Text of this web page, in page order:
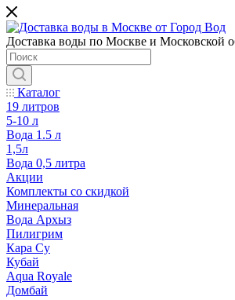
Доставка воды по Москве и Московской
Каталог
19 литров
5-10 л
Вода 1.5 л
1,5л
Вода 0,5 литра
Акции
Комплекты со скидкой
Минеральная
Вода Архыз
Пилигрим
Кара Су
Кубай
Aqua Royale
Домбай